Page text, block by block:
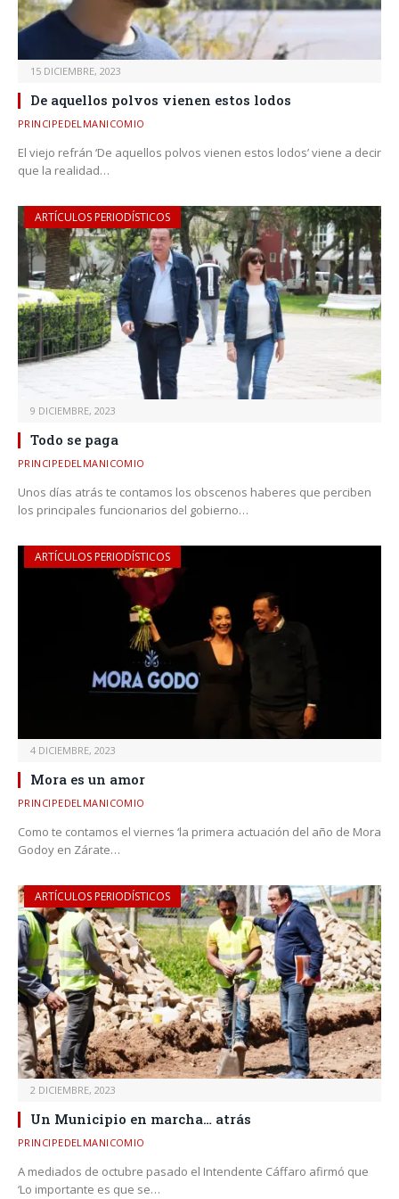
15 DICIEMBRE, 2023
De aquellos polvos vienen estos lodos
PRINCIPEDELMANICOMIO
El viejo refrán ‘De aquellos polvos vienen estos lodos’ viene a decir
que la realidad…
ARTÍCULOS PERIODÍSTICOS
9 DICIEMBRE, 2023
Todo se paga
PRINCIPEDELMANICOMIO
Unos días atrás te contamos los obscenos haberes que perciben
los principales funcionarios del gobierno…
ARTÍCULOS PERIODÍSTICOS
4 DICIEMBRE, 2023
Mora es un amor
PRINCIPEDELMANICOMIO
Como te contamos el viernes ‘la primera actuación del año de Mora
Godoy en Zárate…
ARTÍCULOS PERIODÍSTICOS
2 DICIEMBRE, 2023
Un Municipio en marcha… atrás
PRINCIPEDELMANICOMIO
A mediados de octubre pasado el Intendente Cáffaro afirmó que
‘Lo importante es que se…